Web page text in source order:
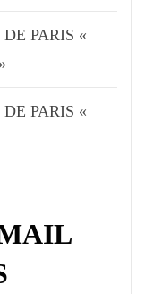
PARIS «
PARIS «